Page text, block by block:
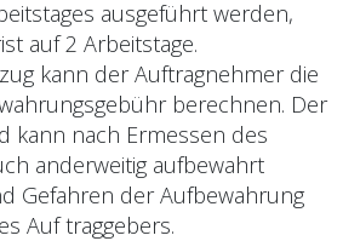
ausgeführt werden,
auf 2 Arbeitstage.
kann der Auftragnehmer die
berechnen. Der
kann nach Ermessen des
anderweitig aufbewahrt
Gefahren der Aufbewahrung
Auf traggebers.